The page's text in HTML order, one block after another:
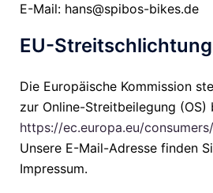
E-Mail: hans@spibos-bikes.de
EU-Streitschlichtung
Die Europäische Kommission
zur Online-Streitbeilegung (OS)
https://ec.europa.eu/
Unsere E-Mail-Adresse finden
Impressum.